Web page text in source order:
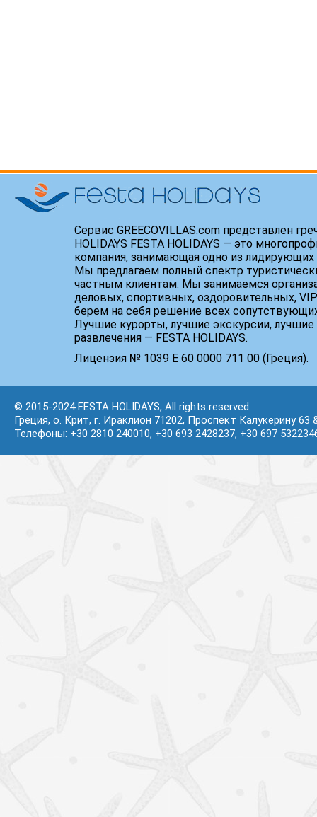
Сервис GREECOVILLAS.com представлен
HOLIDAYS FESTA HOLIDAYS — это
компания, занимающая одно из
Мы предлагаем полный спектр
частным клиентам. Мы занимаемся
деловых, спортивных, оздоровительных,
берем на себя решение всех
Лучшие курорты, лучшие экскурсии, лучшие
развлечения — FESTA HOLIDAYS.
Лицензия № 1039 Е 60 0000 711 00 (Греция).
© 2015-2024 FESTA HOLIDAYS, All rights reserved.
Греция, о. Крит, г. Ираклион 71202, Проспект Калукерину 63
Телефоны: +30 2810 240010, +30 693 2428237, +30 697